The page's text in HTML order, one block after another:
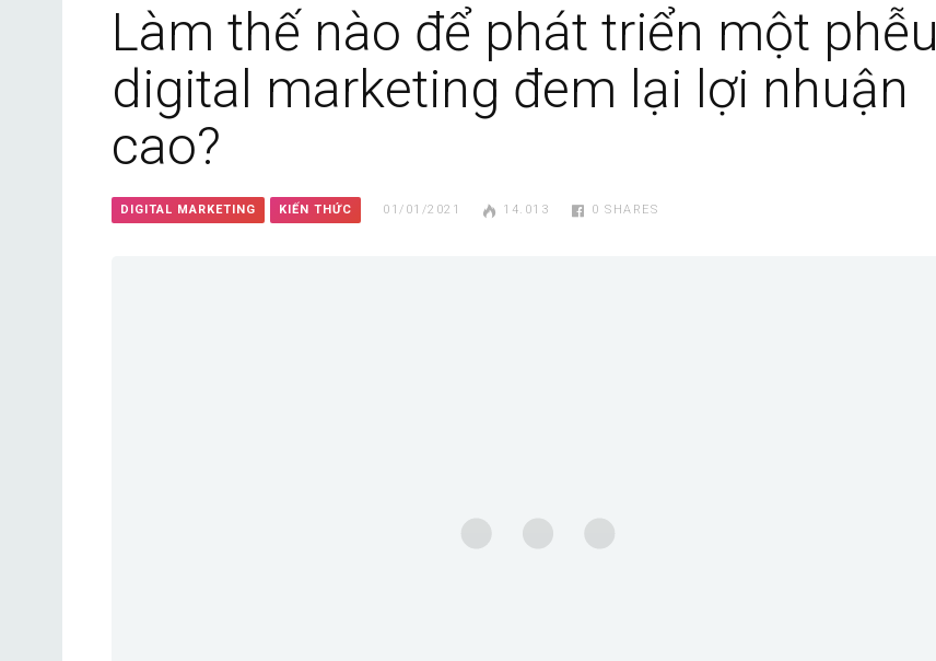
Làm thế nào để phát triển một phễu
digital marketing đem lại lợi nhuận
cao?
DIGITAL MARKETING KIẾN THỨC 01/01/2021 14.013 0 SHARES